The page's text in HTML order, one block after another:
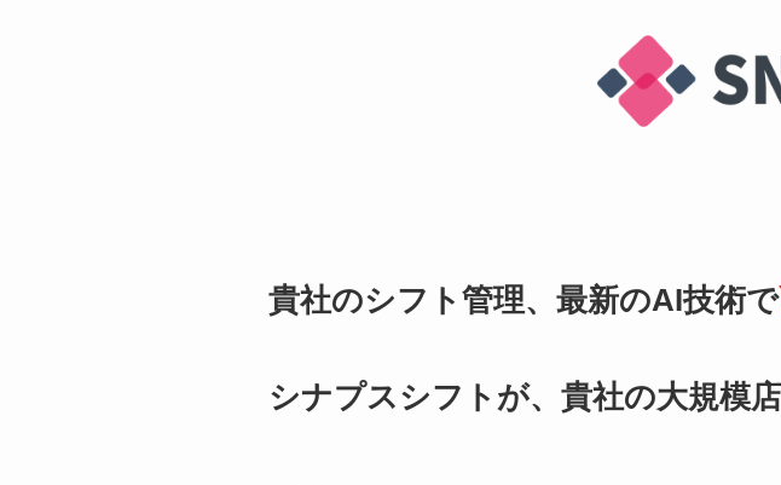
貴社のシフト管理、最新のAI技術で
シナプスシフトが、貴社の大規模